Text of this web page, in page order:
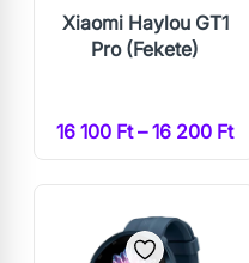
Xiaomi Haylou GT1
Pro (Fekete)
16 100 Ft – 16 200 Ft